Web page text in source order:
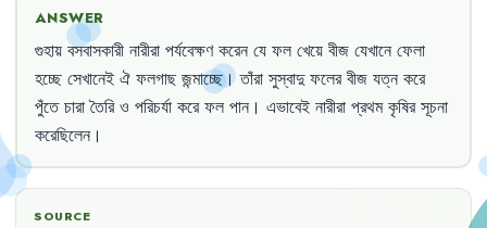
ANSWER
গুহায় বসবাসকারী নারীরা পর্যবেক্ষণ করেন যে ফল খেয়ে বীজ যেখানে ফেলা
হচ্ছে সেখানেই ঐ ফলগাছ জন্মাচ্ছে। তাঁরা সুস্বাদু ফলের বীজ যত্ন করে
পুঁতে চারা তৈরি ও পরিচর্যা করে ফল পান। এভাবেই নারীরা প্রথম কৃষির সূচনা
করেছিলেন।
SOURCE